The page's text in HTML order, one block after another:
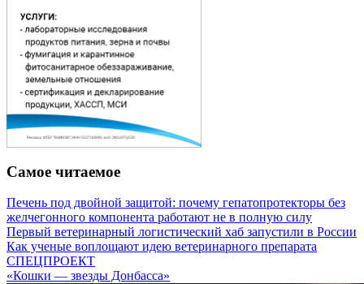
Самое читаемое
Печень под двойной защитой: почему гепатопротекторы без
желчегонного компонента работают не в полную силу
Первый ветеринарный логистический хаб запустили в России
Как ученые воплощают идею ветеринарного препарата
СПЕЦПРОЕКТ
«Кошки — звезды Донбасса»